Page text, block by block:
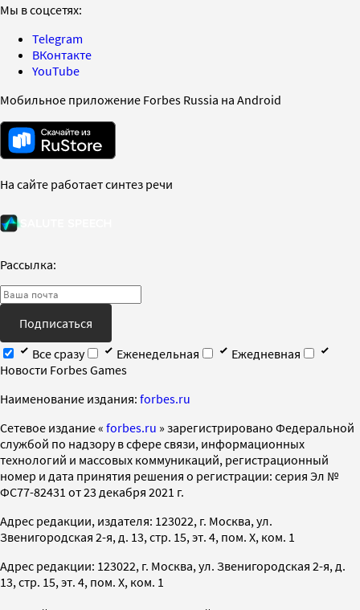
Мы в соцсетях:
Telegram
ВКонтакте
YouTube
Мобильное приложение Forbes Russia на Android
На сайте работает синтез речи
Рассылка:
Подписаться
Все сразу
Еженедельная
Ежедневная
Новости Forbes Games
Наименование издания: forbes.ru
Cетевое издание « forbes.ru » зарегистрировано Федеральной
службой по надзору в сфере связи, информационных
технологий и массовых коммуникаций, регистрационный
номер и дата принятия решения о регистрации: серия Эл №
ФС77-82431 от 23 декабря 2021 г.
Адрес редакции, издателя: 123022, г. Москва, ул.
Звенигородская 2-я, д. 13, стр. 15, эт. 4, пом. X, ком. 1
Адрес редакции: 123022, г. Москва, ул. Звенигородская 2-я, д.
13, стр. 15, эт. 4, пом. X, ком. 1